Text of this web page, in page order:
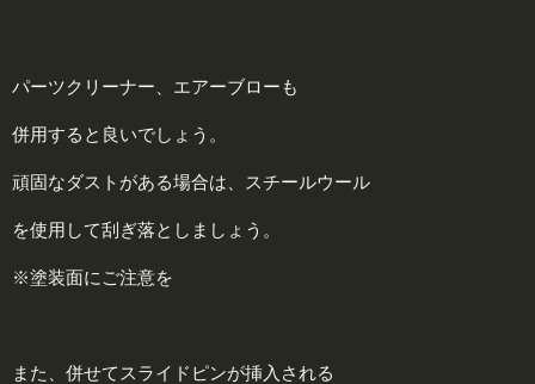
パーツクリーナー、エアーブローも
併用すると良いでしょう。
頑固なダストがある場合は、スチールウール
を使用して刮ぎ落としましょう。
※塗装面にご注意を
また、併せてスライドピンが挿入される